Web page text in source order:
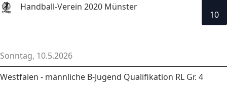
Handball-Verein 2020 Münster
10
Sonntag, 10.5.2026
Westfalen - männliche B-Jugend Qualifikation RL Gr. 4